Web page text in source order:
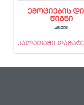
ემოციების
წიგნი
45.00₾
კალათაში